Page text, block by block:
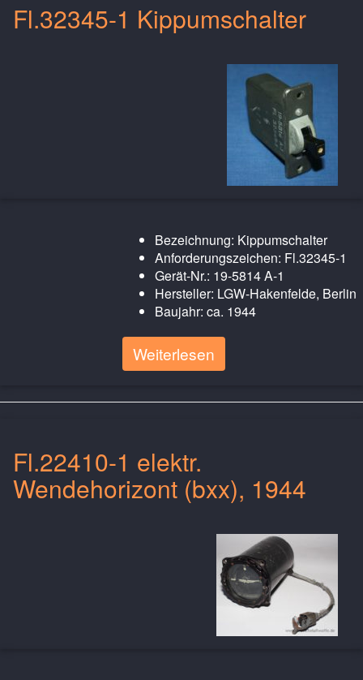
Fl.32345-1 Kippumschalter
Bezeichnung: Kippumschalter
Anforderungszeichen: Fl.32345-1
Gerät-Nr.: 19-5814 A-1
Hersteller: LGW-Hakenfelde, Berlin
Baujahr: ca. 1944
Weiterlesen
Fl.22410-1 elektr.
Wendehorizont (bxx), 1944